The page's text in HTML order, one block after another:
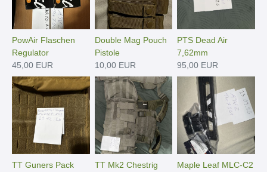
PowAir Flaschen
Regulator
45,00 EUR
Double Mag Pouch
Pistole
10,00 EUR
PTS Dead Air
7,62mm
95,00 EUR
TT Guners Pack
TT Mk2 Chestrig
Maple Leaf MLC-C2